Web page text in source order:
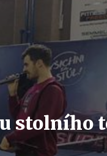
stolního